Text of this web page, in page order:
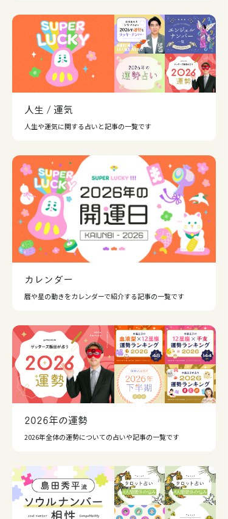
人生 / 運気
人生や運気に関する占いと記事の一覧です
カレンダー
暦や星の動きをカレンダーで紹介する記事の一覧です
2026年の運勢
2026年全体の運勢についての占いや記事の一覧です